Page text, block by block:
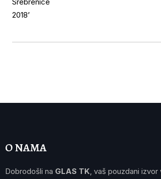
O NAMA
Dobrodošli na GLAS TK, vaš pouzdani izvor